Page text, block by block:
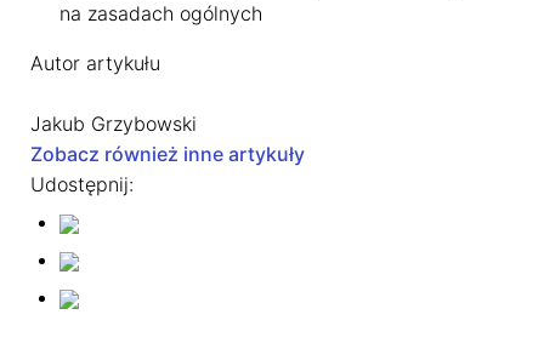
na zasadach ogólnych
Autor artykułu
Jakub Grzybowski
Zobacz również inne artykuły
Udostępnij: